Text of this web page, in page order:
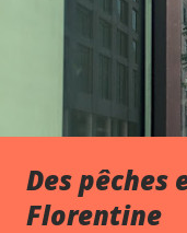
Des pêches
Florentine